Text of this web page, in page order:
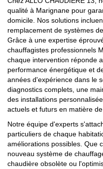
qualité à Marignane pour
domicile. Nos solutions
remplacement de systèmes
Grâce à une expertise
chauffagistes professionnels
chaque intervention réponde
performance énergétique et
années d'expérience dans le
diagnostics complets, une
des installations
actuels et futurs en matière
Notre équipe d'experts
particuliers de chaque
améliorations possibles. Que
nouveau système de
chaudière obsolète ou